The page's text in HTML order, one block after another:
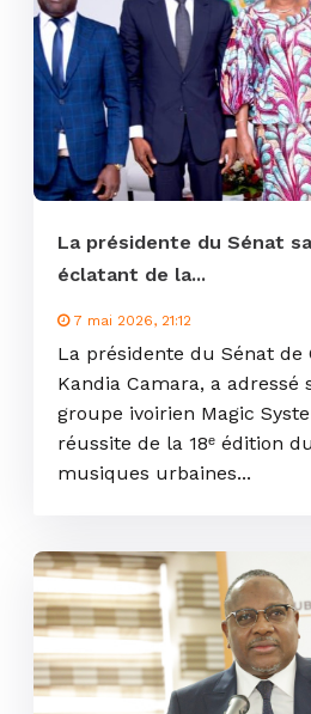
La présidente du Sénat
éclatant de la...
7 mai 2026, 21:12
La présidente du Sénat de
Kandia Camara, a adressé
groupe ivoirien Magic
réussite de la 18ᵉ édition
musiques urbaines...